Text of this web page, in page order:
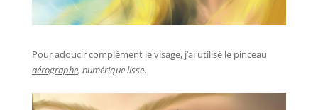
Pour adoucir complément le visage, j’ai utilisé le pinceau
aérographe, numérique lisse.